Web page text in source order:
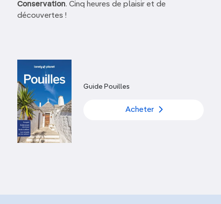
Conservation. Cinq heures de plaisir et de
découvertes !
Guide Pouilles
Acheter